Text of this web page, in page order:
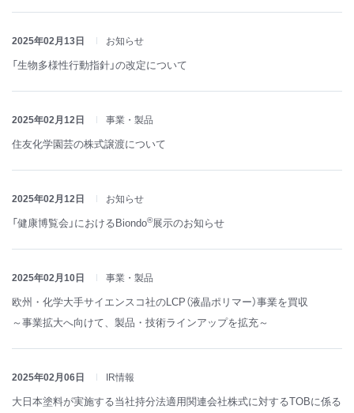
2025年02月13日 お知らせ
「生物多様性行動指針」の改定について
2025年02月12日 事業・製品
住友化学園芸の株式譲渡について
2025年02月12日 お知らせ
「健康博覧会」におけるBiondo®展示のお知らせ
2025年02月10日 事業・製品
欧州・化学大手サイエンスコ社のLCP（液晶ポリマー）事業を買収
～事業拡大へ向けて、製品・技術ラインアップを拡充～
2025年02月06日 IR情報
大日本塗料が実施する当社持分法適用関連会社株式に対するTOBに係る